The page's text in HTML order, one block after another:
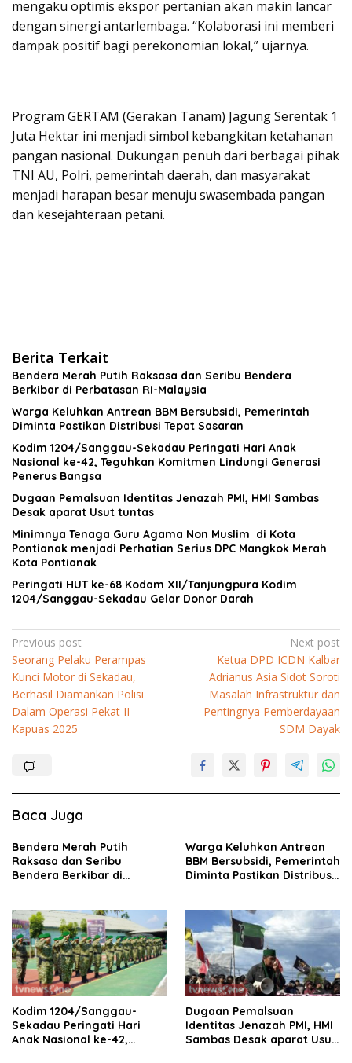
mengaku optimis ekspor pertanian akan makin lancar
dengan sinergi antarlembaga. “Kolaborasi ini memberi
dampak positif bagi perekonomian lokal,” ujarnya.
Program GERTAM (Gerakan Tanam) Jagung Serentak 1
Juta Hektar ini menjadi simbol kebangkitan ketahanan
pangan nasional. Dukungan penuh dari berbagai pihak
TNI AU, Polri, pemerintah daerah, dan masyarakat
menjadi harapan besar menuju swasembada pangan
dan kesejahteraan petani.
Berita Terkait
Bendera Merah Putih Raksasa dan Seribu Bendera
Berkibar di Perbatasan RI-Malaysia
Warga Keluhkan Antrean BBM Bersubsidi, Pemerintah
Diminta Pastikan Distribusi Tepat Sasaran
Kodim 1204/Sanggau-Sekadau Peringati Hari Anak
Nasional ke-42, Teguhkan Komitmen Lindungi Generasi
Penerus Bangsa
Dugaan Pemalsuan Identitas Jenazah PMI, HMI Sambas
Desak aparat Usut tuntas
Minimnya Tenaga Guru Agama Non Muslim di Kota
Pontianak menjadi Perhatian Serius DPC Mangkok Merah
Kota Pontianak
Peringati HUT ke-68 Kodam XII/Tanjungpura Kodim
1204/Sanggau-Sekadau Gelar Donor Darah
Navigasi
pos
Previous post
Seorang Pelaku Perampas
Kunci Motor di Sekadau,
Berhasil Diamankan Polisi
Dalam Operasi Pekat II
Kapuas 2025
Next post
Ketua DPD ICDN Kalbar
Adrianus Asia Sidot Soroti
Masalah Infrastruktur dan
Pentingnya Pemberdayaan
SDM Dayak
Baca Juga
Bendera Merah Putih
Raksasa dan Seribu
Bendera Berkibar di
Warga Keluhkan Antrean
BBM Bersubsidi, Pemerintah
Diminta Pastikan Distribusi
Kodim 1204/Sanggau-
Sekadau Peringati Hari
Anak Nasional ke-42,
Dugaan Pemalsuan
Identitas Jenazah PMI, HMI
Sambas Desak aparat Usut